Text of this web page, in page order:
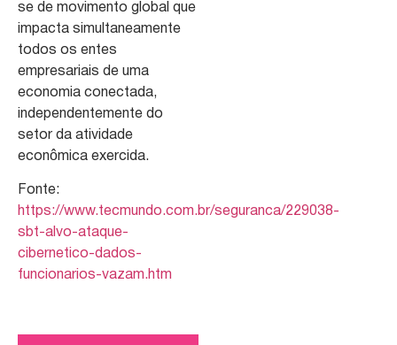
se de movimento global que
impacta simultaneamente
todos os entes
empresariais de uma
economia conectada,
independentemente do
setor da atividade
econômica exercida.
Fonte:
https://www.tecmundo.com.br/seguranca/229038-
sbt-alvo-ataque-
cibernetico-dados-
funcionarios-vazam.htm